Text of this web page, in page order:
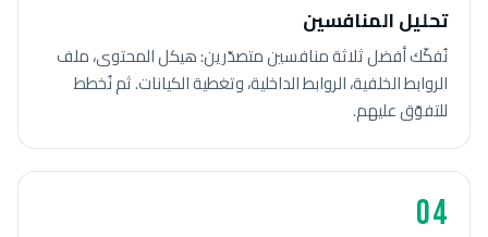
تحليل المنافسين
نُفكّك أفضل ثلاثة منافسين متصدّرين: هيكل المحتوى، ملف
الروابط الخلفية، الروابط الداخلية، وتغطية الكيانات. ثم نُخطط
للتفوّق عليهم.
04